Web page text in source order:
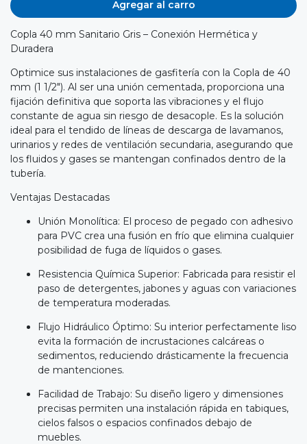
Agregar al carro
Copla 40 mm Sanitario Gris – Conexión Hermética y
Duradera
Optimice sus instalaciones de gasfitería con la Copla de 40
mm (1 1/2"). Al ser una unión cementada, proporciona una
fijación definitiva que soporta las vibraciones y el flujo
constante de agua sin riesgo de desacople. Es la solución
ideal para el tendido de líneas de descarga de lavamanos,
urinarios y redes de ventilación secundaria, asegurando que
los fluidos y gases se mantengan confinados dentro de la
tubería.
Ventajas Destacadas
Unión Monolítica: El proceso de pegado con adhesivo
para PVC crea una fusión en frío que elimina cualquier
posibilidad de fuga de líquidos o gases.
Resistencia Química Superior: Fabricada para resistir el
paso de detergentes, jabones y aguas con variaciones
de temperatura moderadas.
Flujo Hidráulico Óptimo: Su interior perfectamente liso
evita la formación de incrustaciones calcáreas o
sedimentos, reduciendo drásticamente la frecuencia
de mantenciones.
Facilidad de Trabajo: Su diseño ligero y dimensiones
precisas permiten una instalación rápida en tabiques,
cielos falsos o espacios confinados debajo de
muebles.